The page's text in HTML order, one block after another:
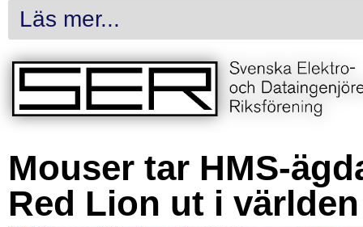
Läs mer...
Mouser tar HMS-
Red Lion ut i världen